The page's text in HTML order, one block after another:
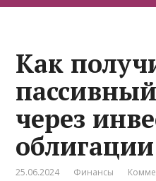
Как
через
облигации
25.06.2024 Финансы